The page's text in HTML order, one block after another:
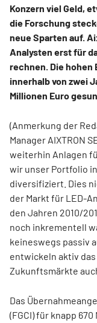
Konzern viel Geld,
die Forschung
neue Sparten auf.
Analysten erst für
rechnen. Die
innerhalb von zwei
Millionen Euro
(Anmerkung der
Manager AIXTRON
weiterhin Anlagen
wir unser Portfolio
diversifiziert. Dies
der Markt für LED-
den Jahren 2010/
noch inkrementell
keineswegs passiv
entwickeln aktiv
Zukunftsmärkte
Das
(FGCI) für knapp